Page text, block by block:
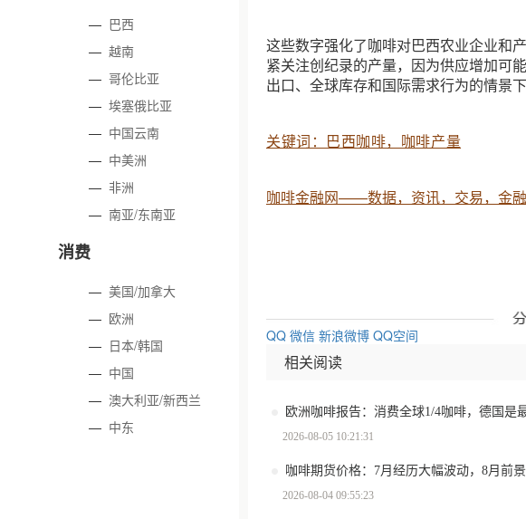
— 巴西
—越南
—哥伦比亚
—埃塞俄比亚
— 中国云南
— 中美洲
—非洲
—南亚/东南亚
消费
—美国/加拿大
— 欧洲
— 日本/韩国
— 中国
— 澳大利亚/新西兰
— 中东
这些数字强化了咖啡对巴西农业企业和
紧关注创纪录的产量，因为供应增加可
出口、全球库存和国际需求行为的情景下
关键词：巴西咖啡，咖啡产量
咖啡金融网——数据，资讯，交易，金
QQ 微信 新浪微博 QQ空间
相关阅读
2026-08-05 10:21:31
咖啡期货价格：7月经历大幅波动，8月前
2026-08-04 09:55:23